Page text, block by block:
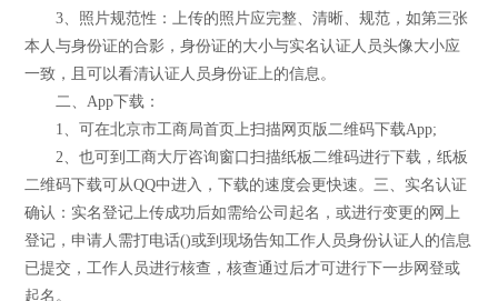
3、照片规范性：上传的照片应完整、清晰、规范，如第三张
本人与身份证的合影，身份证的大小与实名认证人员头像大小应
一致，且可以看清认证人员身份证上的信息。
二、App下载：
1、可在北京市工商局首页上扫描网页版二维码下载App;
2、也可到工商大厅咨询窗口扫描纸板二维码进行下载，纸板
二维码下载可从QQ中进入，下载的速度会更快速。三、实名认证
确认：实名登记上传成功后如需给公司起名，或进行变更的网上
登记，申请人需打电话()或到现场告知工作人员身份认证人的信息
已提交，工作人员进行核查，核查通过后才可进行下一步网登或
起名。